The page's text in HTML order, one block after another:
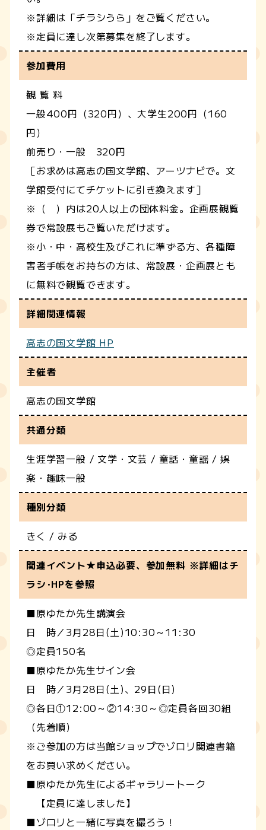
※詳細は「チラシうら」をご覧ください。
※定員に達し次第募集を終了します。
参加費用
観 覧 料
一般400円（320円）、大学生200円（160
円）
前売り・一般 320円
［お求めは高志の国文学館、アーツナビで。文
学館受付にてチケットに引き換えます］
※（ ）内は20人以上の団体料金。企画展観覧
券で常設展もご覧いただけます。
※小・中・高校生及びこれに準ずる方、各種障
害者手帳をお持ちの方は、常設展・企画展とも
に無料で観覧できます。
詳細関連情報
高志の国文学館 HP
主催者
高志の国文学館
共通分類
生涯学習一般 / 文学・文芸 / 童話・童謡 / 娯
楽・趣味一般
種別分類
きく / みる
関連イベント★申込必要、参加無料 ※詳細はチ
ラシ･HPを参照
■原ゆたか先生講演会
日 時／3月28日(土)10:30～11:30
◎定員150名
■原ゆたか先生サイン会
日 時／3月28日(土)、29日(日)
◎各日①12:00～②14:30～◎定員各回30組
（先着順）
※ご参加の方は当館ショップでゾロリ関連書籍
をお買い求めください。
■原ゆたか先生によるギャラリートーク
【定員に達しました】
■ゾロリと一緒に写真を撮ろう！